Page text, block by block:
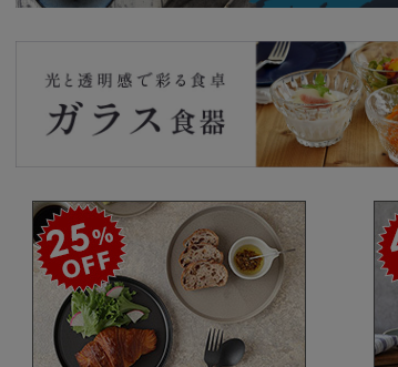
- 急須・ポット
形状で探す
- 角
- 仕切り
- 楕円
- 変形